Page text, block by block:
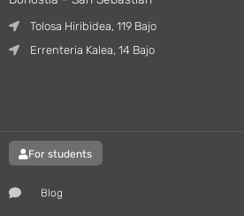
Tolosa Hiribidea, 119 Bajo
Errenteria Kalea, 14 Bajo
For students
Blog